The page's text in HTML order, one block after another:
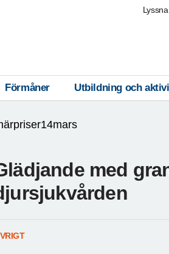
Lyssna
Förmåner Utbildning och
med